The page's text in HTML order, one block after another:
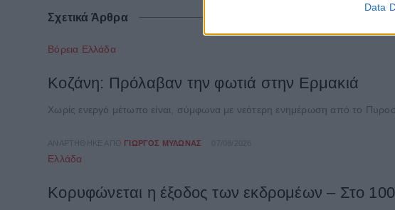
Data
Σχετικά Άρθρα
Βόρεια Ελλάδα
Κοζάνη: Πρόλαβαν την φωτιά στην Ερμακιά
Χωρίς ενεργό μέτωπο είναι, σύμφωνα με νεότερη ενημέρωση από το
ΑΝΑΡΤΉΘΗΚΕ ΑΠΌ ΓΙΏΡΓΟΣ ΜΥΛΩΝΆΣ
Ελλάδα
Κορυφώνεται η έξοδος των εκδρομέων – Στο